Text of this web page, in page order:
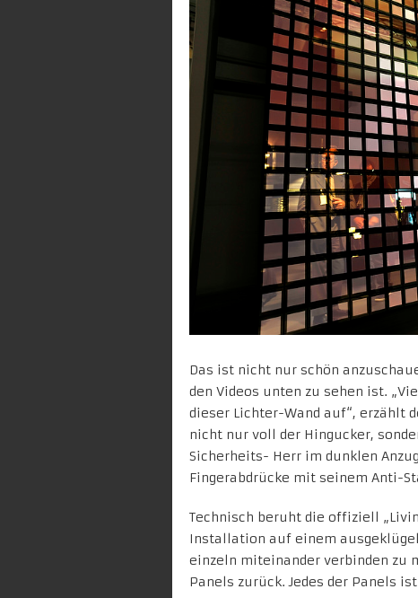
Das ist nicht nur schön
den Videos unten zu sehen ist.
dieser Lichter-Wand auf“, erzählt
nicht nur voll der Hingucker,
Sicherheits- Herr im dunklen
Fingerabdrücke mit seinem Anti-
Technisch beruht die offiziell
Installation auf einem
einzeln miteinander verbinden zu
Panels zurück. Jedes der Panels